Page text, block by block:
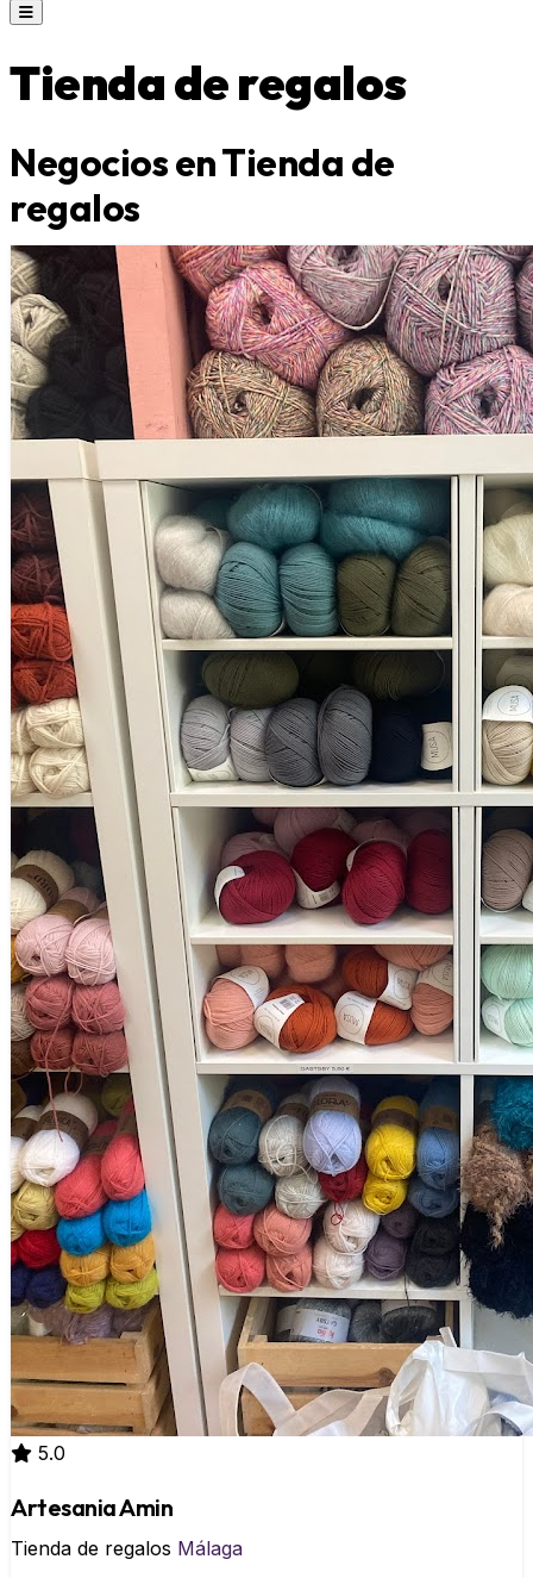
Tienda de regalos
Negocios en Tienda de
regalos
5.0
Artesania Amin
Tienda de regalos Málaga